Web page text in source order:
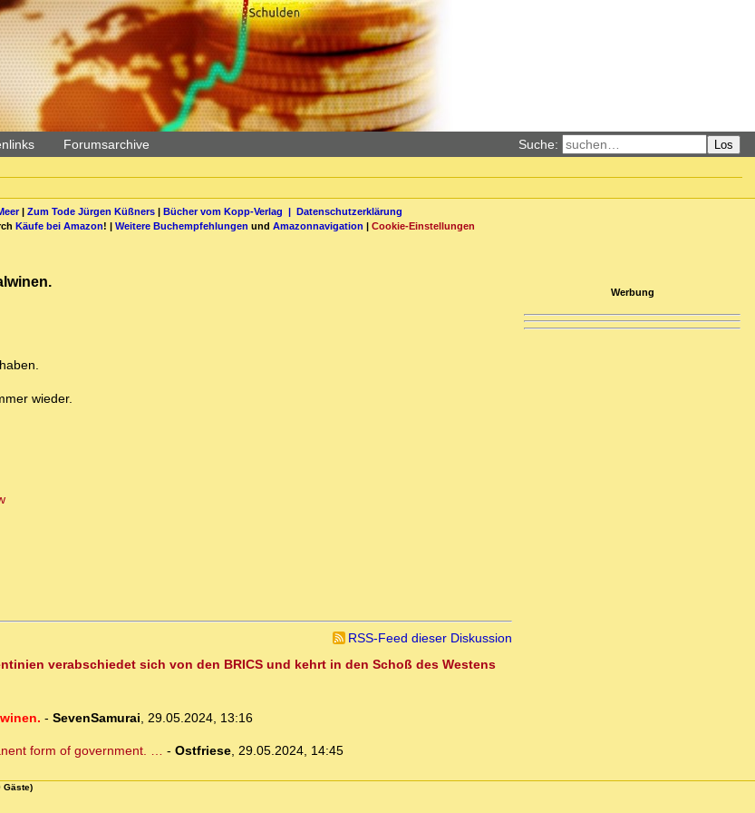
Forumsarchive Suche: Los
| Zum Tode Jürgen Küßners| Bücher vom Kopp-Verlag | Datenschutzerklärung
Käufe bei Amazon! | Weitere Buchempfehlungen und Amazonnavigation | Cookie-Einstellungen
wieder.
RSS-Feed dieser Diskussion
verabschiedet sich von den BRICS und kehrt in den Schoß des Westens
- SevenSamurai, 29.05.2024, 13:16
form of government. … - Ostfriese, 29.05.2024, 14:45
Werbung
Gäste)